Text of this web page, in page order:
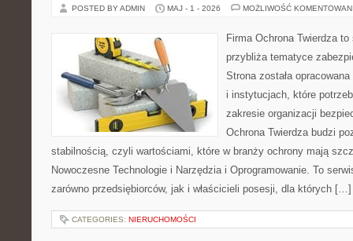
POSTED BY ADMIN MAJ - 1 - 2026 MOŻLIWOŚĆ
Firma Ochrona Twierdza
przybliża tematyce
Strona została
i instytucjach, które
zakresie organizacji
Ochrona Twierdza budzi
stabilnością, czyli wartościami, które w branży ochrony mają
Nowoczesne Technologie i Narzędzia i Oprogramowanie. To
zarówno przedsiębiorców, jak i właścicieli posesji, dla których […]
CATEGORIES: NIERUCHOMOŚCI